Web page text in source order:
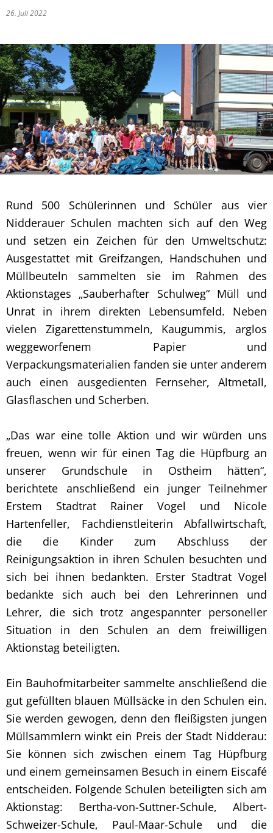
26. Juli 2022
Rund 500 Schülerinnen und Schüler aus vier
Nidderauer Schulen machten sich auf den Weg
und setzen ein Zeichen für den Umweltschutz:
Ausgestattet mit Greifzangen, Handschuhen und
Müllbeuteln sammelten sie im Rahmen des
Aktionstages „Sauberhafter Schulweg“ Müll und
Unrat in ihrem direkten Lebensumfeld. Neben
vielen Zigarettenstummeln, Kaugummis, arglos
weggeworfenem Papier und
Verpackungsmaterialien fanden sie unter anderem
auch einen ausgedienten Fernseher, Altmetall,
Glasflaschen und Scherben.
„Das war eine tolle Aktion und wir würden uns
freuen, wenn wir für einen Tag die Hüpfburg an
unserer Grundschule in Ostheim hätten“,
berichtete anschließend ein junger Teilnehmer
Erstem Stadtrat Rainer Vogel und Nicole
Hartenfeller, Fachdienstleiterin Abfallwirtschaft,
die die Kinder zum Abschluss der
Reinigungsaktion in ihren Schulen besuchten und
sich bei ihnen bedankten. Erster Stadtrat Vogel
bedankte sich auch bei den Lehrerinnen und
Lehrer, die sich trotz angespannter personeller
Situation in den Schulen an dem freiwilligen
Aktionstag beteiligten.
Ein Bauhofmitarbeiter sammelte anschließend die
gut gefüllten blauen Müllsäcke in den Schulen ein.
Sie werden gewogen, denn den fleißigsten jungen
Müllsammlern winkt ein Preis der Stadt Nidderau:
Sie können sich zwischen einem Tag Hüpfburg
und einem gemeinsamen Besuch in einem Eiscafé
entscheiden. Folgende Schulen beteiligten sich am
Aktionstag: Bertha-von-Suttner-Schule, Albert-
Schweizer-Schule, Paul-Maar-Schule und die